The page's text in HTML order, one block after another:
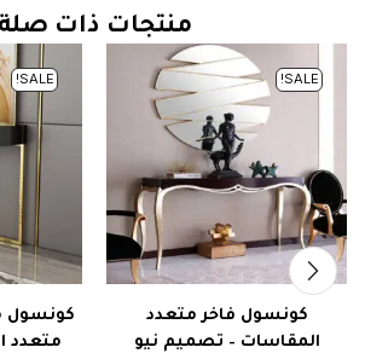
منتجات ذات صلة
SALE!
كونسول فاخر متعدد
المقاسات – تصميم نيو
SALE!
كونسول
متعدد